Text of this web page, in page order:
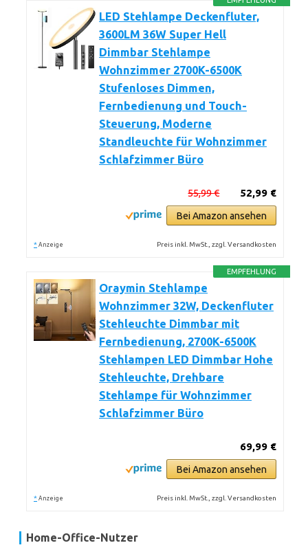
LED Stehlampe Deckenfluter,
3600LM 36W Super Hell
Dimmbar Stehlampe
Wohnzimmer 2700K-6500K
Stufenloses Dimmen,
Fernbedienung und Touch-
Steuerung, Moderne
Standleuchte für Wohnzimmer
Schlafzimmer Büro
52,99 €
55,99 €
Bei Amazon ansehen
* Anzeige Preis inkl. MwSt., zzgl. Versandkosten
EMPFEHLUNG
Oraymin Stehlampe
Wohnzimmer 32W, Deckenfluter
Stehleuchte Dimmbar mit
Fernbedienung, 2700K-6500K
Stehlampen LED Dimmbar Hohe
Stehleuchte, Drehbare
Stehlampe für Wohnzimmer
Schlafzimmer Büro
69,99 €
Bei Amazon ansehen
* Anzeige Preis inkl. MwSt., zzgl. Versandkosten
Home-Office-Nutzer